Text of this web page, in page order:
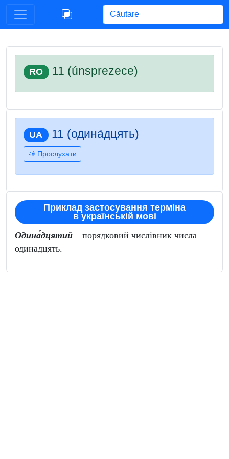
Begin typing for results.
RO 11 (únsprezece)
UA 11 (одина́дцять)
Прослухати
Приклад застосування терміна
в українській мові
Одина́дцятий – порядковий числівник числа
одинадцять.